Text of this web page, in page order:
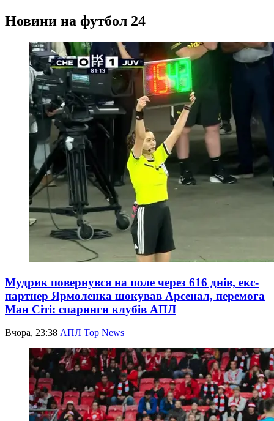
Новини на футбол 24
Мудрик повернувся на поле через 616 днів, екс-
партнер Ярмоленка шокував Арсенал, перемога
Ман Сіті: спаринги клубів АПЛ
Вчора, 23:38 АПЛ Top News